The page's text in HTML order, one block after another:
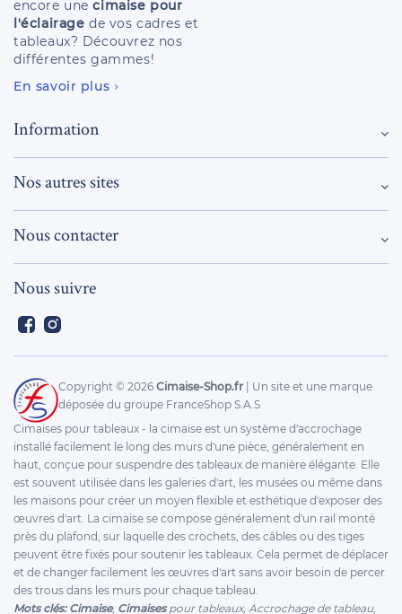
encore unecimaise pour
l'éclairage de vos cadres et
tableaux? Découvrez nos
différentes gammes!
En savoir plus
Information
Nos autres sites
Nous contacter
Nous suivre
Facebook
Copyright © 2026 Cimaise-Shop.fr | Un site et une marque
déposée du groupe FranceShop S.A.S
Cimaises pour tableaux - la cimaise est un système d'accrochage
installé facilement le long des murs d'une pièce, généralement en
haut, conçue pour suspendre des tableaux de manière élégante. Elle
est souvent utilisée dans les galeries d'art, les musées ou même dans
les maisons pour créer un moyen flexible et esthétique d'exposer des
œuvres d'art. La cimaise se compose généralement d'un rail monté
près du plafond, sur laquelle des crochets, des câbles ou des tiges
peuvent être fixés pour soutenir les tableaux. Cela permet de déplacer
et de changer facilement les œuvres d'art sans avoir besoin de percer
des trous dans les murs pour chaque tableau.
Mots clés: Cimaise, Cimaisespour tableaux, Accrochage de tableau,